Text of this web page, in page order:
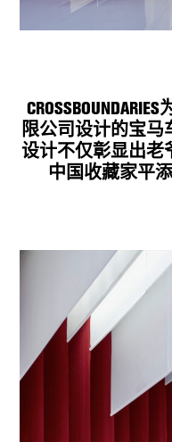
限公司设计的宝马
设计不仅彰显出老
中国收藏家平